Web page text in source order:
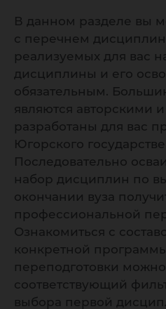
В данном разделе вы
с перечнем
реализуемых для вас
дисциплины и его
обязательным.
являются авторскими
разработаны для вас
Югорского
Последовательно
набор дисциплин по
окончании вуза
профессиональной
Ознакомиться с
конкретной
переподготовки
соответствующий
выбора первой